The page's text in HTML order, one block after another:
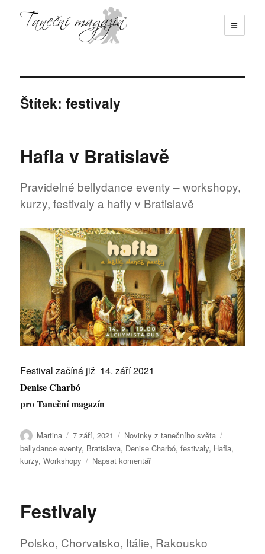
☰
Štítek:festivaly
Hafla v Bratislavě
Pravidelné bellydance eventy – workshopy,
kurzy, festivaly a hafly v Bratislavě
Festival začíná již 14. září 2021
Denise Charbó
pro Taneční magazín
Autor:
Martina Publikováno:
7 září, 2021 Rubriky:
Novinky z tanečního světa
bellydance eventy, Bratislava, Denise Charbó,festivaly, Hafla,
kurzy,Workshopy Napsat komentářpro
Festivaly
Polsko, Chorvatsko, Itálie, Rakousko